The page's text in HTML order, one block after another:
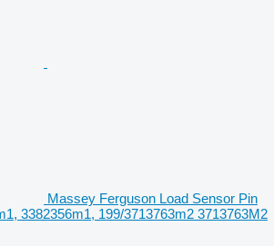
Massey Ferguson Load Sensor Pin
3382356m1, 199/3713763m2 3713763M2